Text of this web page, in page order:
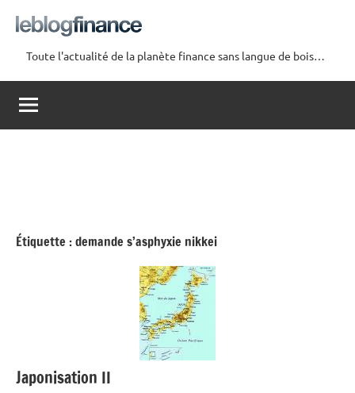
contenu
Le
Blog
Finance
Toute l'actualité de la planète finance sans langue de bois…
Étiquette :demande s’asphyxie nikkei
Japonisation II